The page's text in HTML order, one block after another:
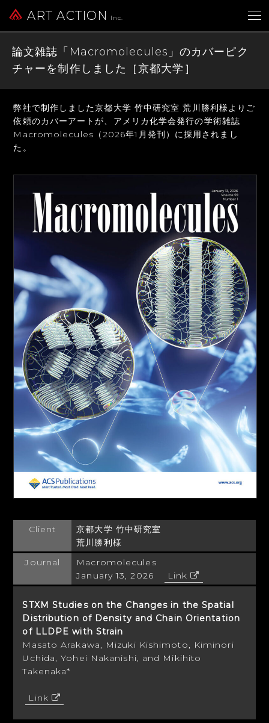
ART ACTION Inc.
論文雑誌「Macromolecules」のカバーピク
チャーを制作しました［京都大学］
弊社で制作しました京都大学 竹中研究室 荒川勝利様よりご
依頼のカバーアートが、 アメリカ化学会発行の学術雑誌
Macromolecules（2026年1月発刊）に採用されまし
た。
Client
京都大学 竹中研究室
荒川勝利様
Journal
Macromolecules
January 13, 2026
Link
STXM Studies on the Changes in the Spatial
Distribution of Density and Chain Orientation
of LLDPE with Strain
Masato Arakawa, Mizuki Kishimoto, Kiminori
Uchida, Yohei Nakanishi, and Mikihito
Takenaka*
Link